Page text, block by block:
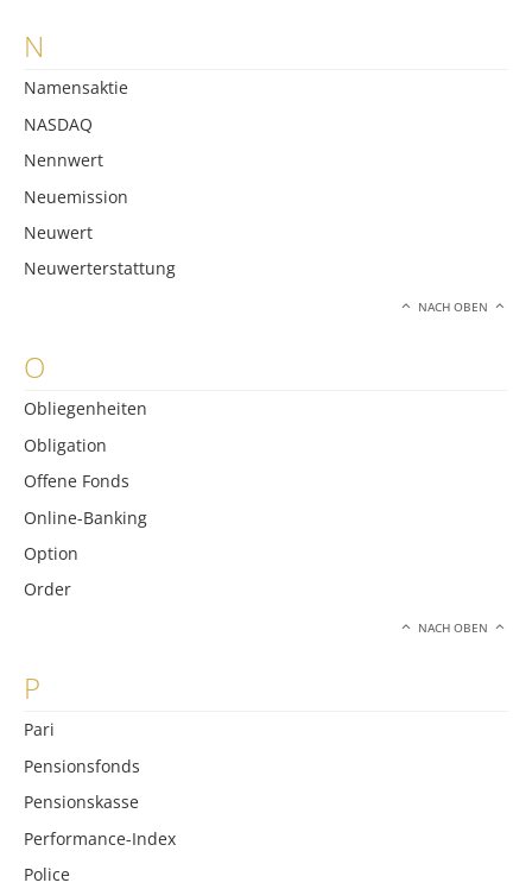
N
Namensaktie
NASDAQ
Nennwert
Neuemission
Neuwert
Neuwerterstattung
NACH OBEN
O
Obliegenheiten
Obligation
Offene Fonds
Online-Banking
Option
Order
NACH OBEN
P
Pari
Pensionsfonds
Pensionskasse
Performance-Index
Police